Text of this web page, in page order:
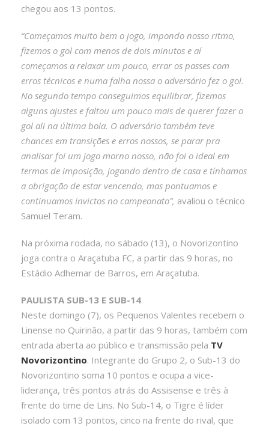
chegou aos 13 pontos.
“Começamos muito bem o jogo, impondo nosso ritmo,
fizemos o gol com menos de dois minutos e aí
começamos a relaxar um pouco, errar os passes com
erros técnicos e numa falha nossa o adversário fez o gol.
No segundo tempo conseguimos equilibrar, fizemos
alguns ajustes e faltou um pouco mais de querer fazer o
gol ali na última bola. O adversário também teve
chances em transições e erros nossos, se parar pra
analisar foi um jogo morno nosso, não foi o ideal em
termos de imposição, jogando dentro de casa e tínhamos
a obrigação de estar vencendo, mas pontuamos e
continuamos invictos no campeonato”, avaliou o técnico
Samuel Teram.
Na próxima rodada, no sábado (13), o Novorizontino
joga contra o Araçatuba FC, a partir das 9 horas, no
Estádio Adhemar de Barros, em Araçatuba.
PAULISTA SUB-13 E SUB-14
Neste domingo (7), os Pequenos Valentes recebem o
Linense no Quirinão, a partir das 9 horas, também com
entrada aberta ao público e transmissão pela TV
Novorizontino. Integrante do Grupo 2, o Sub-13 do
Novorizontino soma 10 pontos e ocupa a vice-
liderança, três pontos atrás do Assisense e três à
frente do time de Lins. No Sub-14, o Tigre é líder
isolado com 13 pontos, cinco na frente do rival, que